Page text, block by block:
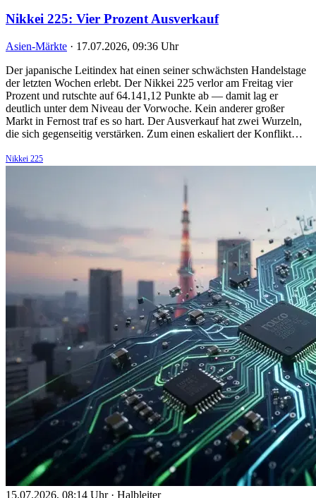
Nikkei 225: Vier Prozent Ausverkauf
Asien-Märkte · 17.07.2026, 09:36 Uhr
Der japanische Leitindex hat einen seiner schwächsten Handelstage
der letzten Wochen erlebt. Der Nikkei 225 verlor am Freitag vier
Prozent und rutschte auf 64.141,12 Punkte ab — damit lag er
deutlich unter dem Niveau der Vorwoche. Kein anderer großer
Markt in Fernost traf es so hart. Der Ausverkauf hat zwei Wurzeln,
die sich gegenseitig verstärken. Zum einen eskaliert der Konflikt…
Nikkei 225
15.07.2026, 08:14 Uhr · Halbleiter